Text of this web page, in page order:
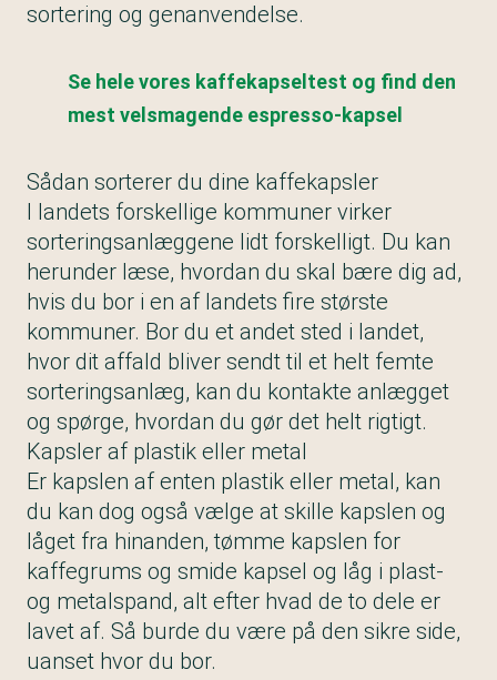
sortering og genanvendelse.
Se hele vores kaffekapseltest og find den
mest velsmagende espresso-kapsel
Sådan sorterer du dine kaffekapsler
I landets forskellige kommuner virker
sorteringsanlæggene lidt forskelligt. Du kan
herunder læse, hvordan du skal bære dig ad,
hvis du bor i en af landets fire største
kommuner. Bor du et andet sted i landet,
hvor dit affald bliver sendt til et helt femte
sorteringsanlæg, kan du kontakte anlægget
og spørge, hvordan du gør det helt rigtigt.
Kapsler af plastik eller metal
Er kapslen af enten plastik eller metal, kan
du kan dog også vælge at skille kapslen og
låget fra hinanden, tømme kapslen for
kaffegrums og smide kapsel og låg i plast-
og metalspand, alt efter hvad de to dele er
lavet af. Så burde du være på den sikre side,
uanset hvor du bor.